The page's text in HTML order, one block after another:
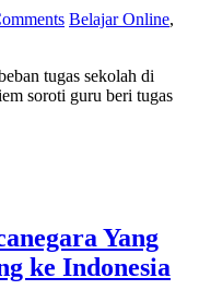
Belajar Online,
tugas sekolah di
soroti guru beri tugas
Yang
ke Indonesia